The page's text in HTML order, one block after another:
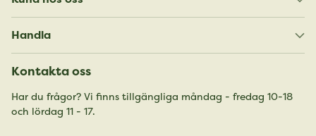
Handla
Kontakta oss
Har du frågor? Vi finns tillgängliga måndag - fredag 10-18
och lördag 11 - 17.